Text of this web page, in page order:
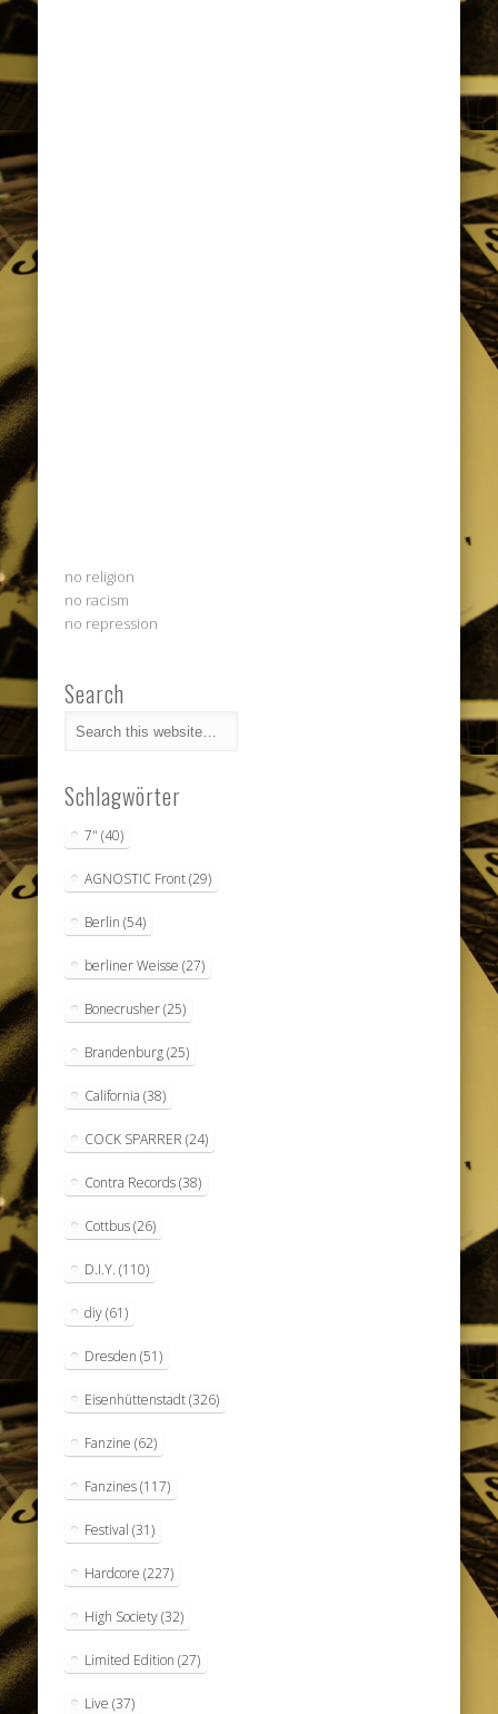
no religion
no racism
no repression
Search
Schlagwörter
7" (40)
AGNOSTIC Front(29)
Berlin (54)
berliner Weisse (27)
Bonecrusher(25)
Brandenburg(25)
California (38)
COCK SPARRER (24)
Contra Records(38)
Cottbus(26)
D.I.Y. (110)
diy(61)
Dresden (51)
Eisenhüttenstadt(326)
Fanzine (62)
Fanzines(117)
Festival (31)
Hardcore (227)
High Society(32)
Limited Edition (27)
Live (37)